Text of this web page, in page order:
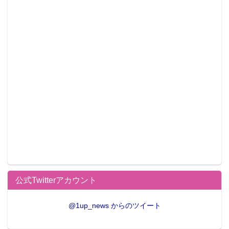
公式Twitterアカウント
@1up_news からのツイート